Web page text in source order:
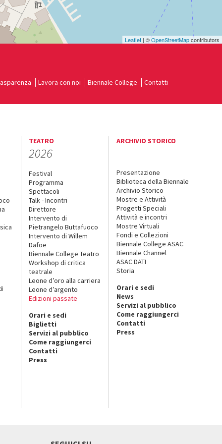
Leaflet | ©OpenStreetMapcontributors
Lavora con noi Biennale College Contatti
TEATRO
2026
Festival
Programma
Spettacoli
Talk - Incontri
Direttore
Intervento di
Pietrangelo Buttafuoco
Intervento di Willem
Dafoe
Biennale College Teatro
Workshop di critica
teatrale
Leone d’oro alla carriera
Leone d’argento
Edizioni passate
Orari e sedi
Biglietti
Servizi al pubblico
Come raggiungerci
Contatti
Press
ARCHIVIO STORICO
Presentazione
Biblioteca della Biennale
Archivio Storico
Mostre e Attività
Progetti Speciali
Attività e incontri
Mostre Virtuali
Fondi e Collezioni
Biennale College ASAC
Biennale Channel
ASAC DATI
Storia
Orari e sedi
News
Servizi al pubblico
Come raggiungerci
Contatti
Press